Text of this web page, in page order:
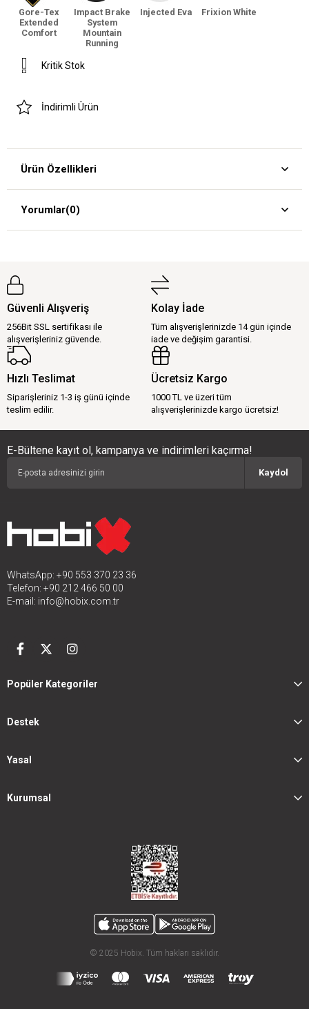
Gore-Tex
Extended
Comfort
Impact Brake
System
Mountain
Running
Injected Eva Frixion White
Kritik Stok
İndirimli Ürün
Ürün Özellikleri
Yorumlar(0)
Güvenli Alışveriş
256Bit SSL sertifikası ile
alışverişleriniz güvende.
Kolay İade
Tüm alışverişlerinizde 14 gün içinde
iade ve değişim garantisi.
Hızlı Teslimat
Siparişleriniz 1-3 iş günü içinde
teslim edilir.
Ücretsiz Kargo
1000 TL ve üzeri tüm
alışverişlerinizde kargo ücretsiz!
E-Bültene kayıt ol, kampanya ve indirimleri kaçırma!
Kaydol
WhatsApp: +90 553 370 23 36
Telefon: +90 212 466 50 00
E-mail: info@hobix.com.tr
Popüler Kategoriler
Destek
Yasal
Kurumsal
© 2025 Hobix. Tüm hakları saklıdır.